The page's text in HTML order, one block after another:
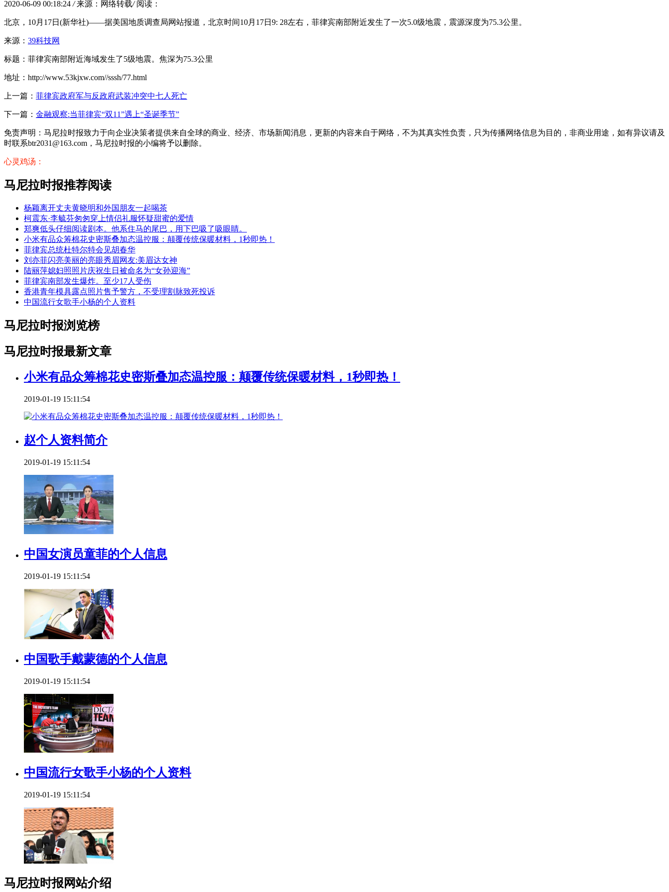
2020-06-09 00:18:24 / 来源：网络转载/ 阅读：
北京，10月17日(新华社)——据美国地质调查局网站报道，北京时间10月17日9: 28左右，菲律宾南部附近发生了一次5.0级地震，震源深度为75.3公里。
来源： 39科技网
标题：菲律宾南部附近海域发生了5级地震。焦深为75.3公里
地址：http://www.53kjxw.com//sssh/77.html
上一篇： 菲律宾政府军与反政府武装冲突中七人死亡
下一篇： 金融观察:当菲律宾“双11”遇上“圣诞季节”
免责声明：马尼拉时报致力于向企业决策者提供来自全球的商业、经济、市场新闻消息，更新的内容来自于网络，不为其真实性负责，只为传播网络信息为目的，非商业用途，如有异议请及
时联系btr2031@163.com，马尼拉时报的小编将予以删除。
心灵鸡汤：
马尼拉时报推荐阅读
杨颖离开丈夫黄晓明和外国朋友一起喝茶
柯震东·李毓芬匆匆穿上情侣礼服怀疑甜蜜的爱情
郑爽低头仔细阅读剧本。他系住马的尾巴，用下巴吸了吸眼睛。
小米有品众筹棉花史密斯叠加态温控服：颠覆传统保暖材料，1秒即热！
菲律宾总统杜特尔特会见胡春华
刘亦菲闪亮美丽的亮眼秀眉网友:美眉达女神
陆丽萍媳妇照照片庆祝生日被命名为“女孙迎海”
菲律宾南部发生爆炸。至少17人受伤
香港青年模具露点照片售予警方，不受理割脉致死投诉
中国流行女歌手小杨的个人资料
马尼拉时报浏览榜
马尼拉时报最新文章
小米有品众筹棉花史密斯叠加态温控服：颠覆传统保暖材料，1秒即热！
2019-01-19 15:11:54
赵个人资料简介
2019-01-19 15:11:54
中国女演员童菲的个人信息
2019-01-19 15:11:54
中国歌手戴蒙德的个人信息
2019-01-19 15:11:54
中国流行女歌手小杨的个人资料
2019-01-19 15:11:54
马尼拉时报网站介绍